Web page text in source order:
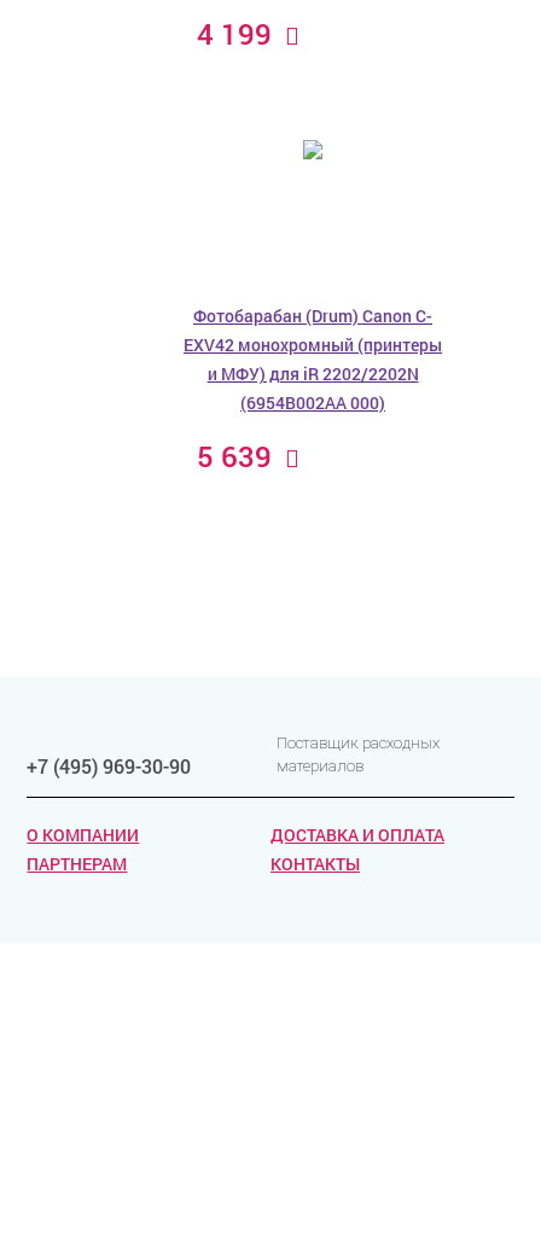
4 199
Фотобарабан (Drum) Canon C-
EXV42 монохромный (принтеры
и МФУ) для iR 2202/2202N
(6954B002AA 000)
5 639
+7 (495) 969-30-90
Поставщик расходных
материалов
О КОМПАНИИ
ДОСТАВКА И ОПЛАТА
ПАРТНЕРАМ
КОНТАКТЫ